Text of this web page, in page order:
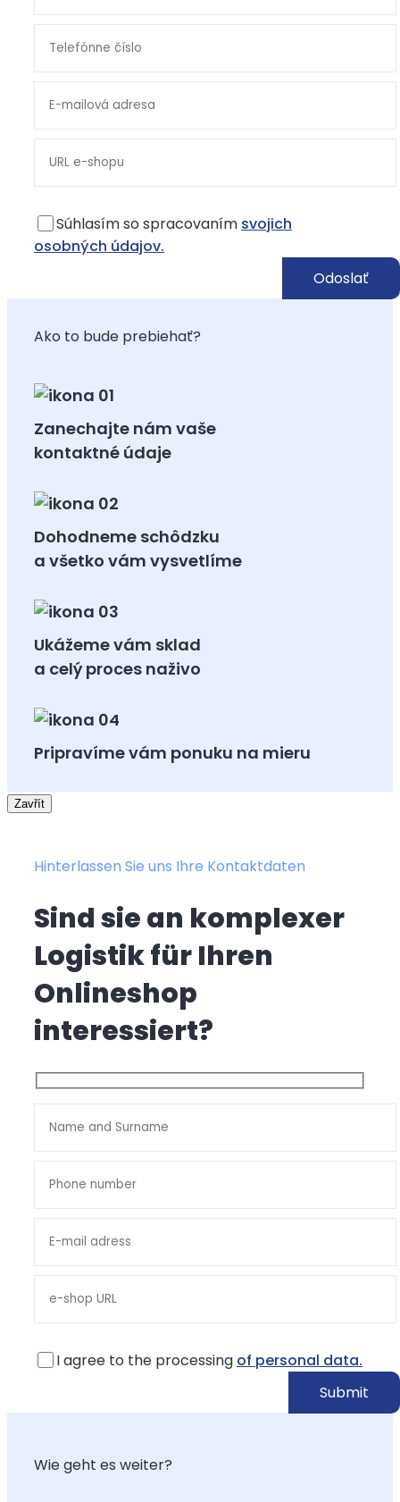
Súhlasím so spracovaním svojich
osobných údajov.
Ako to bude prebiehať?
Zanechajte nám vaše
kontaktné údaje
Dohodneme schôdzku
a všetko vám vysvetlíme
Ukážeme vám sklad
a celý proces naživo
Pripravíme vám ponuku na mieru
Zavřít
Hinterlassen Sie uns Ihre Kontaktdaten
Sind sie an komplexer
Logistik für Ihren
Onlineshop
interessiert?
I agree to the processing of personal data.
Wie geht es weiter?